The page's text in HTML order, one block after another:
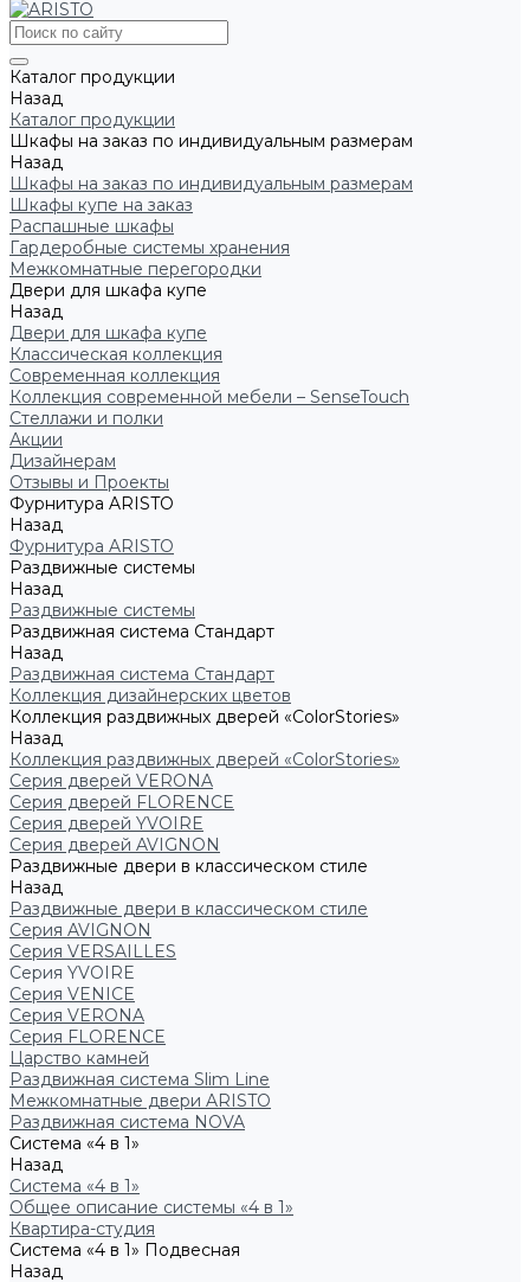
Каталог продукции
Назад
Каталог продукции
Шкафы на заказ по индивидуальным размерам
Назад
Шкафы на заказ по индивидуальным размерам
Шкафы купе на заказ
Распашные шкафы
Гардеробные системы хранения
Межкомнатные перегородки
Двери для шкафа купе
Назад
Двери для шкафа купе
Классическая коллекция
Современная коллекция
Коллекция современной мебели – SenseTouch
Стеллажи и полки
Акции
Дизайнерам
Отзывы и Проекты
Фурнитура ARISTO
Назад
Фурнитура ARISTO
Раздвижные системы
Назад
Раздвижные системы
Раздвижная система Стандарт
Назад
Раздвижная система Стандарт
Коллекция дизайнерских цветов
Коллекция раздвижных дверей «ColorStories»
Назад
Коллекция раздвижных дверей «ColorStories»
Серия дверей VERONA
Серия дверей FLORENCE
Серия дверей YVOIRE
Серия дверей AVIGNON
Раздвижные двери в классическом стиле
Назад
Раздвижные двери в классическом стиле
Серия AVIGNON
Серия VERSAILLES
Серия YVOIRE
Серия VENICE
Серия VERONA
Серия FLORENCE
Царство камней
Раздвижная система Slim Line
Межкомнатные двери ARISTO
Раздвижная система NOVA
Система «4 в 1»
Назад
Система «4 в 1»
Общее описание системы «4 в 1»
Квартира-студия
Система «4 в 1» Подвесная
Назад